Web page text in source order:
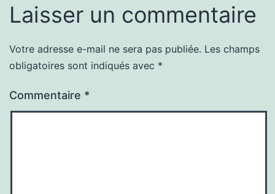
Laisser un commentaire
Votre adresse e-mail ne sera pas publiée. Les champs
obligatoires sont indiqués avec *
Commentaire *